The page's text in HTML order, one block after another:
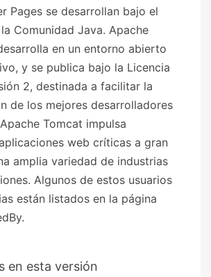
Pages se desarrollan bajo el
Comunidad Java. Apache
en un entorno abierto
y se publica bajo la Licencia
2, destinada a facilitar la
de los mejores desarrolladores
Tomcat impulsa
web críticas a gran
amplia variedad de industrias
Algunos de estos usuarios
están listados en la página
en esta versión